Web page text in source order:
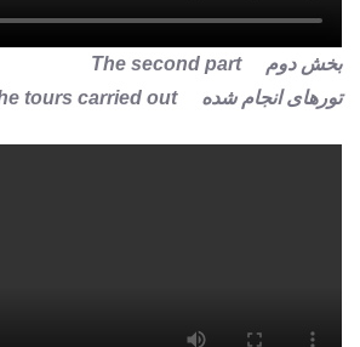
بخش دوم The second part
تورهای انجام شده The tours carried out